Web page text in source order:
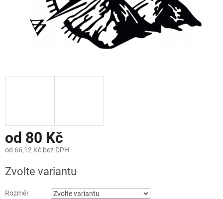
od 80 Kč
od 66,12 Kč bez DPH
cena:
Zvolte variantu
Rozměr